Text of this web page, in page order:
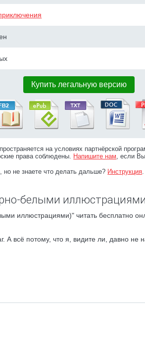
Купить легальную версию
на условиях партнёрской
права соблюдены. Напишите нам, если
но не знаете что делать дальше? Инструкция.
белыми
иллюстрациями)" читать бесплатно
всё потому, что я, видите ли, давно не